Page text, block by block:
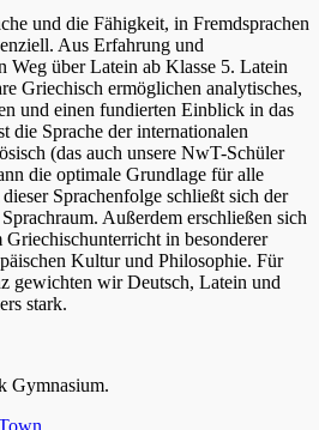
und die Fähigkeit, in Fremdsprachen
Aus Erfahrung und
Weg über Latein ab Klasse 5. Latein
Griechisch ermöglichen analytisches,
und einen fundierten Einblick in das
die Sprache der internationalen
(das auch unsere NwT-Schüler
die optimale Grundlage für alle
Sprachenfolge schließt sich der
Außerdem erschließen sich
in besonderer
Kultur und Philosophie. Für
gewichten wir Deutsch, Latein und
stark.
Gymnasium.